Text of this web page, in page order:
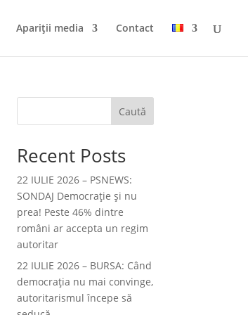
Apariții media Contact
Caută
Recent Posts
22 IULIE 2026 – PSNEWS:
SONDAJ Democrație și nu
prea! Peste 46% dintre
români ar accepta un regim
autoritar
22 IULIE 2026 – BURSA: Când
democraţia nu mai convinge,
autoritarismul începe să